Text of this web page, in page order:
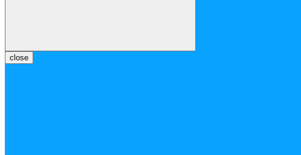
close